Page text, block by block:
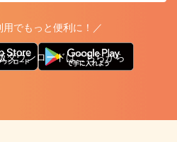
用でもっと便利に！／
ダウンロードはこちらから